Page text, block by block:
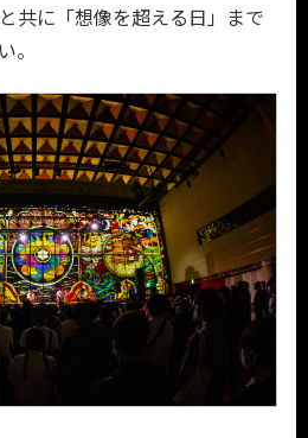
共に「想像を超える日」まで
。